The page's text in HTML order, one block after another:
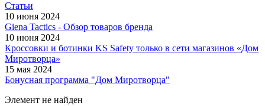
Статьи
10 июня 2024
Giena Tactics - Обзор товаров бренда
10 июня 2024
Кроссовки и ботинки KS Safety только в сети магазинов «Дом
Миротворца»
15 мая 2024
Бонусная программа "Дом Миротворца"
Элемент не найден